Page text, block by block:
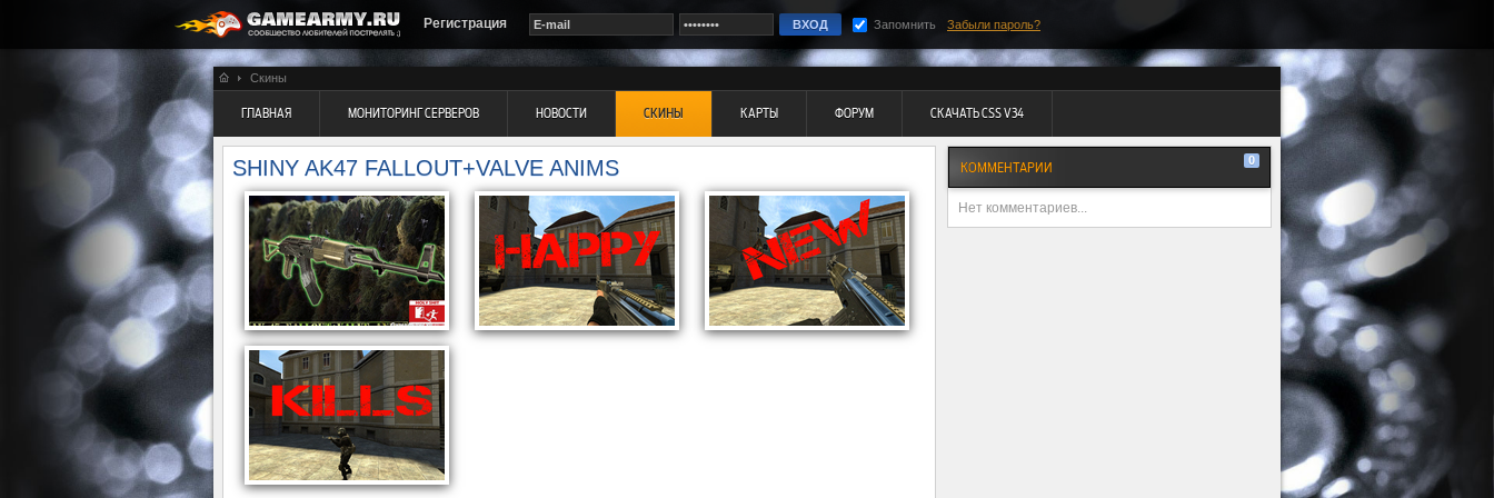
Регистрация Запомнить Забыли пароль?
Скины
ГЛАВНАЯ МОНИТОРИНГ СЕРВЕРОВ НОВОСТИ СКИНЫ КАРТЫ ФОРУМ СКАЧАТЬ CSS V34
SHINY AK47 FALLOUT+VALVE ANIMS КОММЕНТАРИИ 0
Нет комментариев...